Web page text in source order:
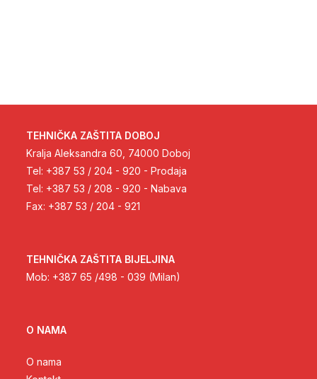
TEHNIČKA ZAŠTITA DOBOJ
Kralja Aleksandra 60, 74000 Doboj
Tel: +387 53 / 204 - 920 - Prodaja
Tel: +387 53 / 208 - 920 - Nabava
Fax: +387 53 / 204 - 921
TEHNIČKA ZAŠTITA BIJELJINA
Mob: +387 65 /498 - 039 (Milan)
O NAMA
O nama